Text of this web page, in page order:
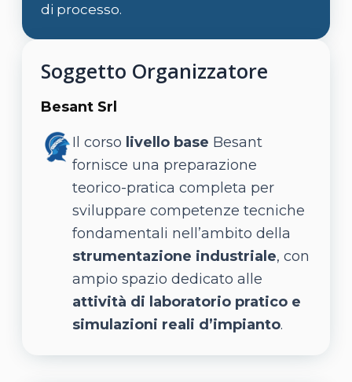
di processo.
Soggetto Organizzatore
Besant Srl
Il corso livello base Besant
fornisce una preparazione
teorico-pratica completa per
sviluppare competenze tecniche
fondamentali nell’ambito della
strumentazione industriale, con
ampio spazio dedicato alle
attività di laboratorio pratico e
simulazioni reali d’impianto.